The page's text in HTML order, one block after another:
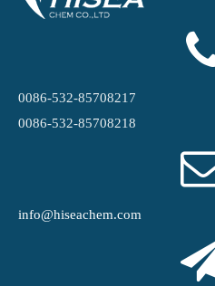
0086-532-85708217
0086-532-85708218
info@hiseachem.com